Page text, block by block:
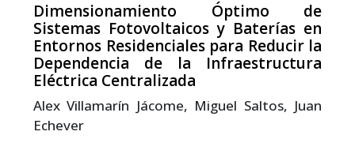
Dimensionamiento Óptimo de
Sistemas Fotovoltaicos y Baterías en
Entornos Residenciales para Reducir la
Dependencia de la Infraestructura
Eléctrica Centralizada
Alex Villamarín Jácome, Miguel Saltos, Juan
Echever